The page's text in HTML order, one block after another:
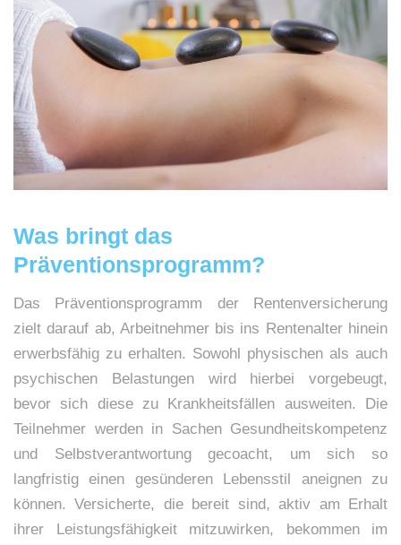
Was bringt das
Präventionsprogramm?
Das Präventionsprogramm der Rentenversicherung
zielt darauf ab, Arbeitnehmer bis ins Rentenalter hinein
erwerbsfähig zu erhalten. Sowohl physischen als auch
psychischen Belastungen wird hierbei vorgebeugt,
bevor sich diese zu Krankheitsfällen ausweiten. Die
Teilnehmer werden in Sachen Gesundheitskompetenz
und Selbstverantwortung gecoacht, um sich so
langfristig einen gesünderen Lebensstil aneignen zu
können. Versicherte, die bereit sind, aktiv am Erhalt
ihrer Leistungsfähigkeit mitzuwirken, bekommen im